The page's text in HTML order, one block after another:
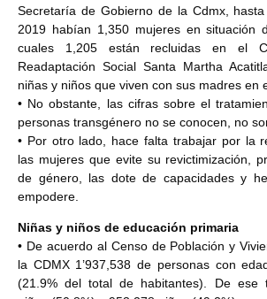
Secretaría de Gobierno de la Cdmx,
2019 habían 1,350 mujeres en situación
cuales 1,205 están recluidas en el
Readaptación Social Santa Martha
niñas y niños que viven con sus madres en
• No obstante, las cifras sobre el
personas transgénero no se conocen, no
• Por otro lado, hace falta trabajar por la
las mujeres que evite su revictimización,
de género, las dote de capacidades y
empodere.
Niñas y niños de educación primaria
• De acuerdo al Censo de Población y
la CDMX 1’937,538 de personas con
(21.9% del total de habitantes). De ese